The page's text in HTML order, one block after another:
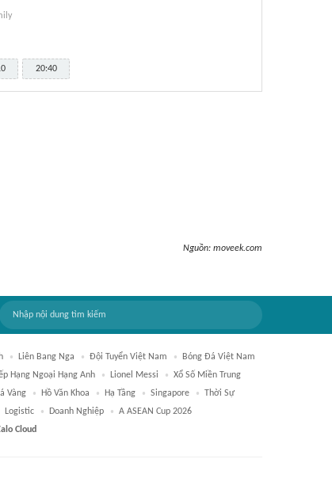
20:40
Nguồn: moveek.com
Liên Bang Nga Đội Tuyển Việt Nam
Bóng Đá Việt Nam
Hạng Ngoại Hạng Anh Lionel Messi
Xổ Số Miền Trung
Vàng Hồ Văn Khoa Hạ Tầng Singapore
Thời Sự
Logistic Doanh Nghiệp
A ASEAN Cup 2026
Cloud